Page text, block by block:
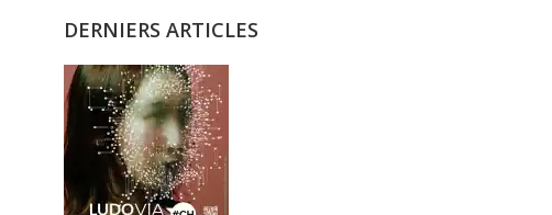
DERNIERS ARTICLES